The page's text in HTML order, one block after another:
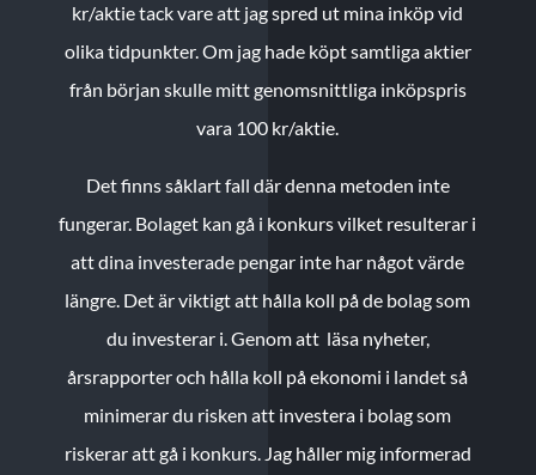
kr/aktie tack vare att jag spred ut mina inköp vid
olika tidpunkter. Om jag hade köpt samtliga aktier
från början skulle mitt genomsnittliga inköpspris
vara 100 kr/aktie.
Det finns såklart fall där denna metoden inte
fungerar. Bolaget kan gå i konkurs vilket resulterar i
att dina investerade pengar inte har något värde
längre. Det är viktigt att hålla koll på de bolag som
du investerar i. Genom att läsa nyheter,
årsrapporter och hålla koll på ekonomi i landet så
minimerar du risken att investera i bolag som
riskerar att gå i konkurs. Jag håller mig informerad